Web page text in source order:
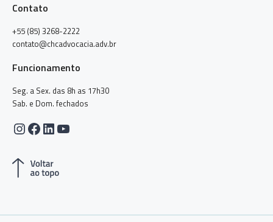
Contato
+55 (85) 3268-2222
contato@chcadvocacia.adv.br
Funcionamento
Seg. a Sex. das 8h as 17h30
Sab. e Dom. fechados
Instagram
Facebook
LinkedIn
Youtube